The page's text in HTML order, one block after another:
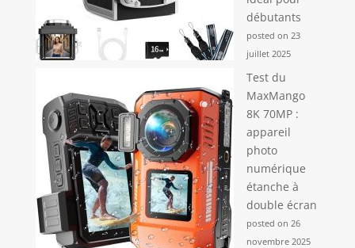
débutants
posted on 23
juillet 2025
Test du
MaxMango
8K 70MP :
appareil
photo
numérique
étanche à
double écran
posted on 26
novembre 2025